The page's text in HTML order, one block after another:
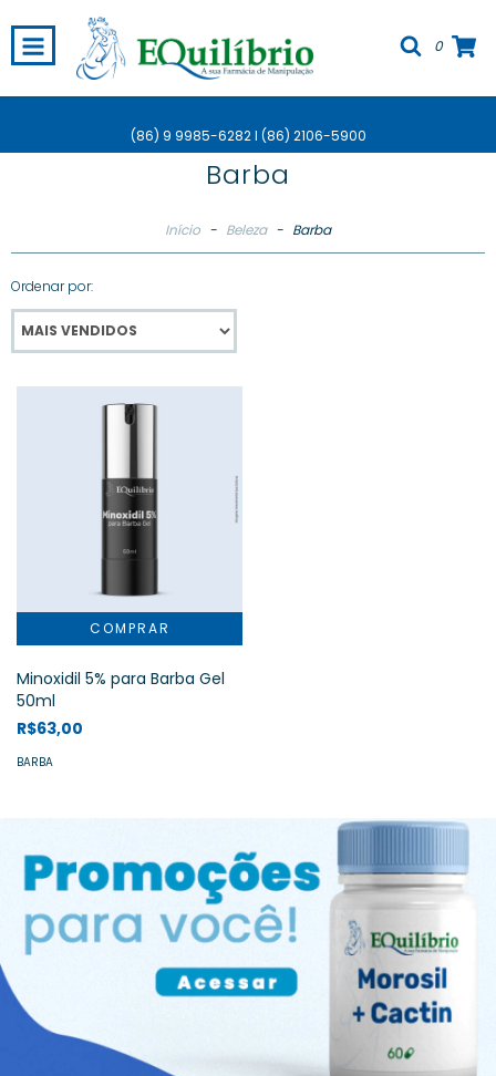
0
(86) 9 9985-6282 I (86) 2106-5900
Barba
Início - Beleza - Barba
Ordenar por:
Minoxidil 5% para Barba Gel
50ml
R$63,00
BARBA